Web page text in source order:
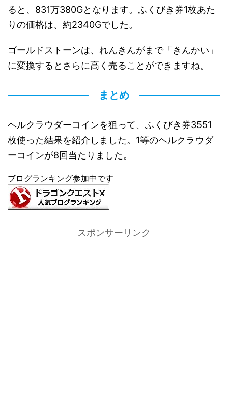
ると、831万380Gとなります。ふくびき券1枚あた
りの価格は、約2340Gでした。
ゴールドストーンは、れんきんがまで「きんかい」
に変換するとさらに高く売ることができますね。
まとめ
ヘルクラウダーコインを狙って、ふくびき券3551
枚使った結果を紹介しました。1等のヘルクラウダ
ーコインが8回当たりました。
ブログランキング参加中です
スポンサーリンク